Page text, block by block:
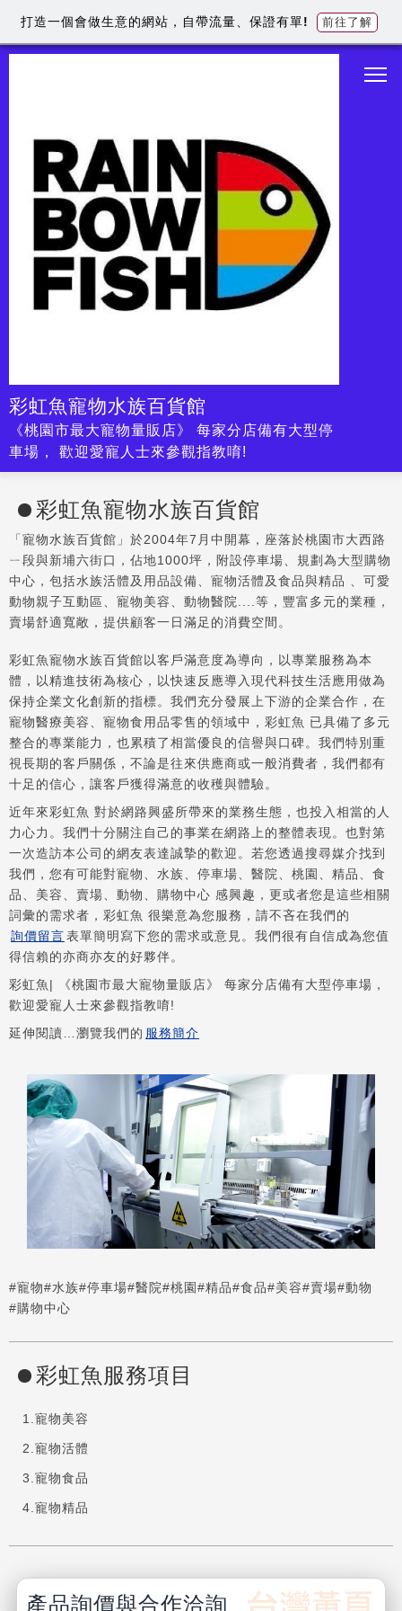
彩虹魚寵物水族百貨館
《桃園市最大寵物量販店》 每家分店備有大型停
車場， 歡迎愛寵人士來參觀指教唷!
彩虹魚寵物水族百貨館
「寵物水族百貨館」於2004年7月中開幕，座落於桃園市大西路
ㄧ段與新埔六街口，佔地1000坪，附設停車場、規劃為大型購物
中心，包括水族活體及用品設備、寵物活體及食品與精品 、可愛
動物親子互動區、寵物美容、動物醫院....等，豐富多元的業種，
賣場舒適寬敞，提供顧客一日滿足的消費空間。
彩虹魚寵物水族百貨館以客戶滿意度為導向，以專業服務為本
體，以精進技術為核心，以快速反應導入現代科技生活應用做為
保持企業文化創新的指標。我們充分發展上下游的企業合作，在
寵物醫療美容、寵物食用品零售的領域中，彩虹魚 已具備了多元
整合的專業能力，也累積了相當優良的信譽與口碑。我們特別重
視長期的客戶關係，不論是往來供應商或一般消費者，我們都有
十足的信心，讓客戶獲得滿意的收穫與體驗。
近年來彩虹魚 對於網路興盛所帶來的業務生態，也投入相當的人
力心力。我們十分關注自己的事業在網路上的整體表現。也對第
一次造訪本公司的網友表達誠摯的歡迎。若您透過搜尋媒介找到
我們，您有可能對寵物、水族、停車場、醫院、桃園、精品、食
品、美容、賣場、動物、購物中心 感興趣，更或者您是這些相關
詞彙的需求者，彩虹魚 很樂意為您服務，請不吝在我們的
詢價留言表單簡明寫下您的需求或意見。我們很有自信成為您值
得信賴的亦商亦友的好夥伴。
彩虹魚| 《桃園市最大寵物量販店》 每家分店備有大型停車場，
歡迎愛寵人士來參觀指教唷!
延伸閱讀…瀏覽我們的 服務簡介
#寵物#水族#停車場#醫院#桃園#精品#食品#美容#賣場#動物
#購物中心
彩虹魚服務項目
寵物美容
寵物活體
寵物食品
寵物精品
產品詢價與合作洽詢
打造一個會做生意的網站，自帶流量、保證有單! 前往了解